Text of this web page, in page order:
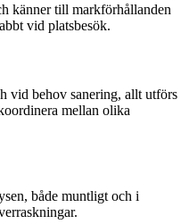
känner till markförhållanden
vid platsbesök.
vid behov sanering, allt utförs
mellan olika
både muntligt och i